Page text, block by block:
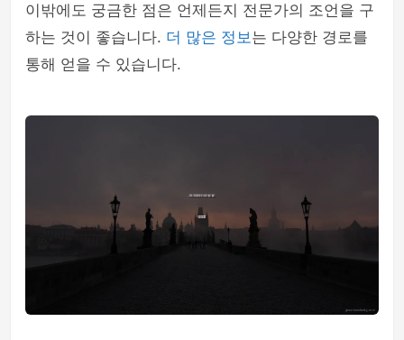
이밖에도 궁금한 점은 언제든지 전문가의 조언을 구
하는 것이 좋습니다. 더 많은 정보는 다양한 경로를
통해 얻을 수 있습니다.